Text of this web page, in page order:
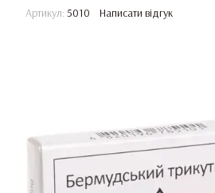
Артикул: 5010 Написати відгук